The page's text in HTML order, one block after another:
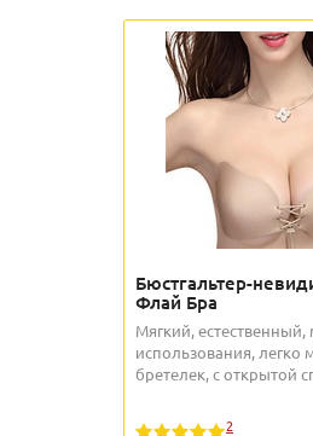
Бюстгальтер-
Флай Бра
Мягкий, естественный,
использования,
бретелек, с открытой
2